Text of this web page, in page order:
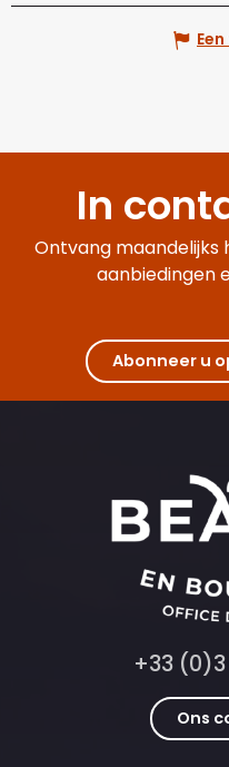
In
Ontvang maandelijks
aanbiedingen
Abonneer u
+33 (0)3
Ons